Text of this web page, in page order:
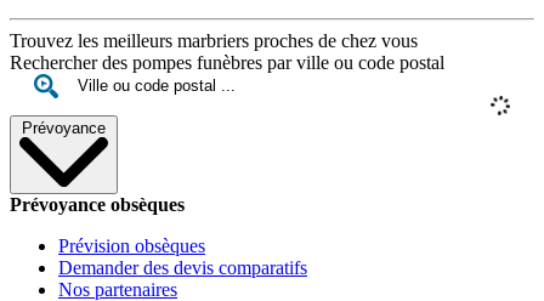
Trouvez les meilleurs marbriers proches de chez vous
Rechercher des pompes funèbres par ville ou code postal
Prévoyance
Prévoyance obsèques
Prévision obsèques
Demander des devis comparatifs
Nos partenaires